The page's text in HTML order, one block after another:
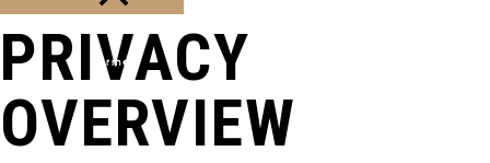
Fermer
PRIVACY
OVERVIEW